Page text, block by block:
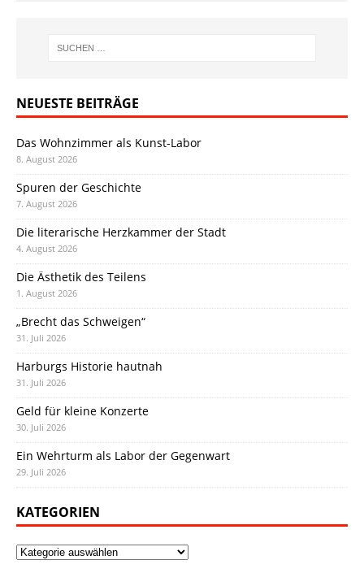
NEUESTE BEITRÄGE
Das Wohnzimmer als Kunst-Labor
8. August 2026
Spuren der Geschichte
7. August 2026
Die literarische Herzkammer der Stadt
4. August 2026
Die Ästhetik des Teilens
1. August 2026
„Brecht das Schweigen“
31. Juli 2026
Harburgs Historie hautnah
31. Juli 2026
Geld für kleine Konzerte
30. Juli 2026
Ein Wehrturm als Labor der Gegenwart
29. Juli 2026
KATEGORIEN
Kategorien